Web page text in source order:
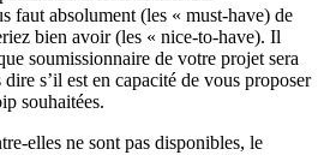
faut absolument (les « must-have) de
bien avoir (les « nice-to-have). Il
soumissionnaire de votre projet sera
s’il est en capacité de vous proposer
souhaitées.
elles ne sont pas disponibles, le